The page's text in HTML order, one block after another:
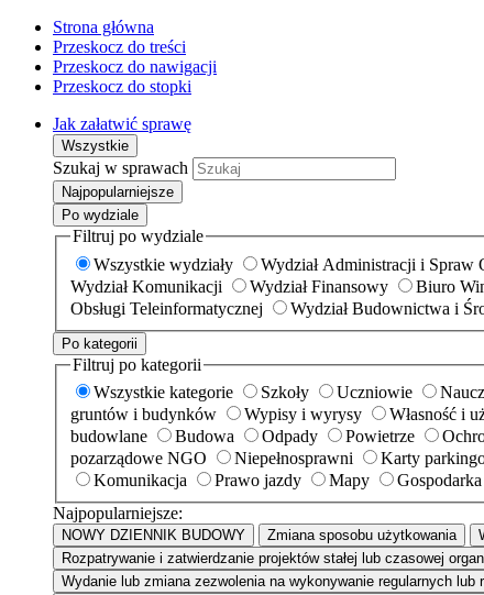
Strona główna
Przeskocz do treści
Przeskocz do nawigacji
Przeskocz do stopki
Jak załatwić sprawę
Wszystkie
Szukaj w sprawach
Najpopularniejsze
Po wydziale
Filtruj po wydziale
Wszystkie wydziały
Wydział Administracji i Spraw
Wydział Komunikacji
Wydział Finansowy Biuro
Obsługi Teleinformatycznej
Wydział Budownictwa i
Po kategorii
Filtruj po kategorii
Wszystkie kategorie
Szkoły Uczniowie
gruntów i budynków
Wypisy i wyrysy Własność i
budowlane
Budowa Odpady Powietrze
pozarządowe NGO
Niepełnosprawni Karty
Komunikacja
Prawo jazdy Mapy
Najpopularniejsze:
NOWY DZIENNIK BUDOWY Zmiana sposobu użytkowania
Rozpatrywanie i zatwierdzanie projektów stałej lub czasowej
Wydanie lub zmiana zezwolenia na wykonywanie regularnych